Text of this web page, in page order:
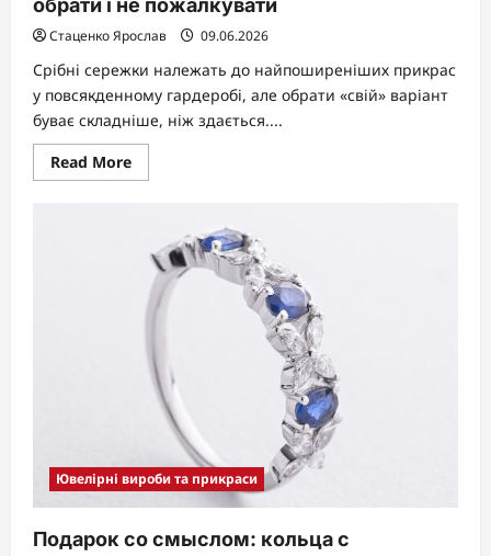
обрати і не пожалкувати
Стаценко Ярослав 09.06.2026
Срібні сережки належать до найпоширеніших прикрас
у повсякденному гардеробі, але обрати «свій» варіант
буває складніше, ніж здається....
Read MoreRead
more
кожен
день
як
обрати
пожалкувати
Ювелірні вироби та прикраси
Подарок со смыслом: кольца с